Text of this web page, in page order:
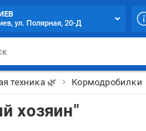
ул. Полярная, 20-Д
техника 🌿 Кормодробилки
хозяин"